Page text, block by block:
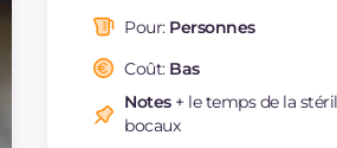
saturés
Fibre
Sodium
Pour: Personnes
Coût: Bas
Notes+ le temps de la
bocaux